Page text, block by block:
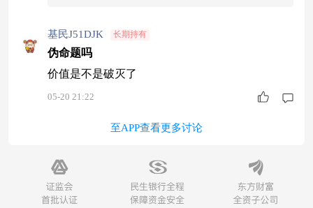
基民J51DJK 长期持有
伪命题吗
价值是不是破灭了
05-20 21:22
至APP查看更多讨论